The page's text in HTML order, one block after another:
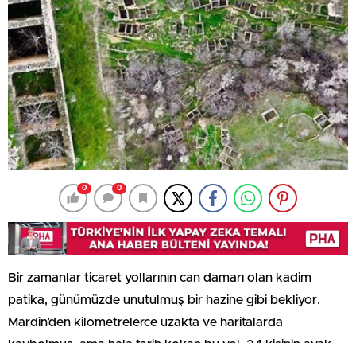
0 0
Bir zamanlar ticaret yollarının can damarı olan kadim
patika, günümüzde unutulmuş bir hazine gibi bekliyor.
Mardin’den kilometrelerce uzakta ve haritalarda